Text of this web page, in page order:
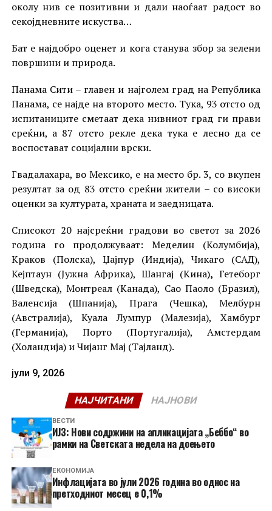
околу нив се позитивни и дали наоѓаат радост во
секојдневните искуства…
Бат е најдобро оценет и кога станува збор за зелени
површини и природа.
Панама Сити – главен и најголем град на Република
Панама, се најде на второто место. Тука, 93 отсто од
испитаниците сметаат дека нивниот град ги прави
среќни, а 87 отсто рекле дека тука е лесно да се
воспостават социјални врски.
Гвадалахара, во Мексико, е на место бр. 3, со вкупен
резултат за од 83 отсто среќни жители – со високи
оценки за културата, храната и заедницата.
Списокот 20 најсреќни градови во светот за 2026
година го продолжуваат: Меделин (Колумбија),
Краков (Полска), Џајпур (Индија), Чикаго (САД),
Кејптаун (Јужна Африка), Шангај (Кина), Гетеборг
(Шведска), Монтреал (Канада), Сао Паоло (Бразил),
Валенсија (Шпанија), Прага (Чешка), Мелбурн
(Австралија), Куала Лумпур (Малезија), Хамбург
(Германија), Порто (Португалија), Амстердам
(Холандија) и Чијанг Мај (Тајланд).
јули 9, 2026
НАЈЧИТАНИ НАЈНОВИ
ВЕСТИ
ИЈЗ: Нови содржини на апликацијата „Беббо“ во
рамки на Светската недела на доењето
ЕКОНОМИЈА
Инфлацијата во јули 2026 година во однос на
претходниот месец е 0,1%